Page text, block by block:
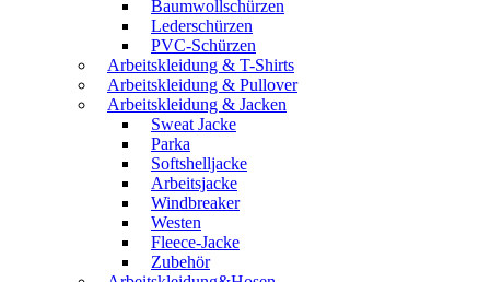
Baumwollschürzen
Lederschürzen
PVC-Schürzen
Arbeitskleidung & T-Shirts
Arbeitskleidung & Pullover
Arbeitskleidung & Jacken
Sweat Jacke
Parka
Softshelljacke
Arbeitsjacke
Windbreaker
Westen
Fleece-Jacke
Zubehör